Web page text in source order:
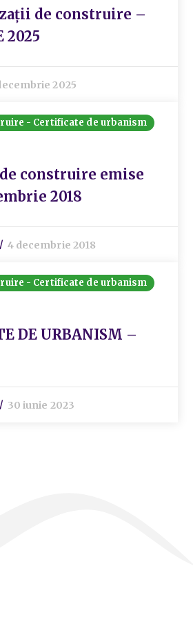
de construire –
2025
2025
- Certificate de urbanism
construire emise
2018
4 decembrie 2018
- Certificate de urbanism
DE URBANISM –
30 iunie 2023